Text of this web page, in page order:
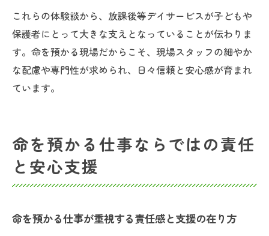
これらの体験談から、放課後等デイサービスが子どもや
保護者にとって大きな支えとなっていることが伝わりま
す。命を預かる現場だからこそ、現場スタッフの細やか
な配慮や専門性が求められ、日々信頼と安心感が育まれ
ています。
命を預かる仕事ならではの責任
と安心支援
命を預かる仕事が重視する責任感と支援の在り方